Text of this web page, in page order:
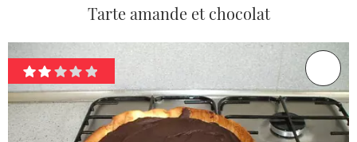
Tarte amande et chocolat